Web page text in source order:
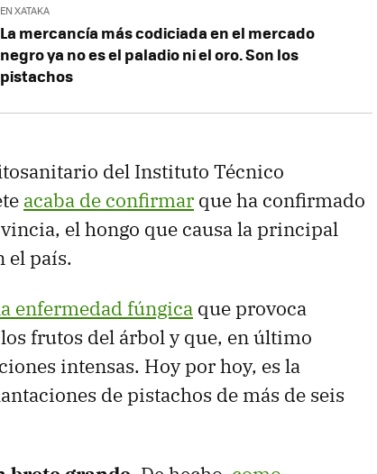
EN XATAKA
La mercancía más codiciada en el mercado
negro ya no es el paladio ni el oro. Son los
pistachos
del Instituto Técnico
acaba de confirmar que ha confirmado
el hongo que causa la principal
el país.
enfermedad fúngica que provoca
frutos del árbol y que, en último
intensas. Hoy por hoy, es la
de pistachos de más de seis